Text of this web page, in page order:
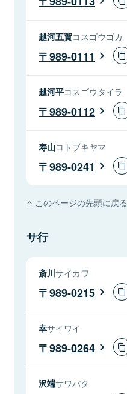
越河五賀コスゴウゴカ
989-0111
越河平コスゴウタイラ
989-0112
寿山コトブキヤマ
989-0241
このページの先頭に戻る
サ行
斎川サイカワ
989-0215
幸サイワイ
989-0264
沢端サワバタ